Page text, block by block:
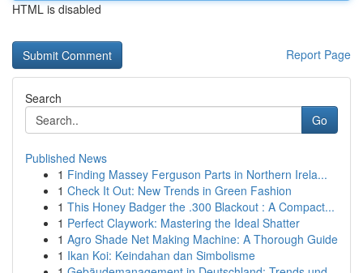
HTML is disabled
Report Page
Search
Go
Published News
1 Finding Massey Ferguson Parts in Northern Irela...
1 Check It Out: New Trends in Green Fashion
1 This Honey Badger the .300 Blackout : A Compact...
1 Perfect Claywork: Mastering the Ideal Shatter
1 Agro Shade Net Making Machine: A Thorough Guide
1 Ikan Koi: Keindahan dan Simbolisme